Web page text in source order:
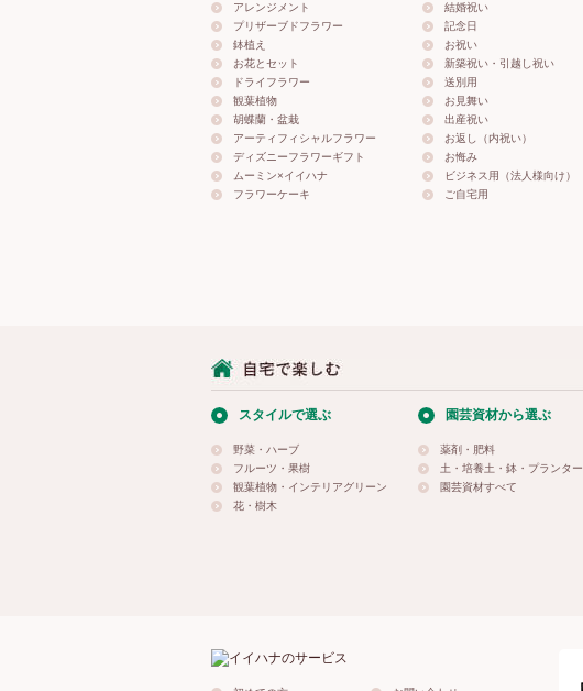
アレンジメント
プリザーブドフラワー
鉢植え
お花とセット
ドライフラワー
観葉植物
胡蝶蘭・盆栽
アーティフィシャルフラワー
ディズニーフラワーギフト
ムーミン×イイハナ
フラワーケーキ
結婚祝い
記念日
お祝い
新築祝い・引越し祝い
送別用
お見舞い
出産祝い
お返し（内祝い）
お悔み
ビジネス用（法人様向け）
ご自宅用
スタイルで選ぶ
野菜・ハーブ
フルーツ・果樹
観葉植物・インテリアグリーン
花・樹木
園芸資材から選ぶ
薬剤・肥料
土・培養土・鉢・プランター
園芸資材すべて